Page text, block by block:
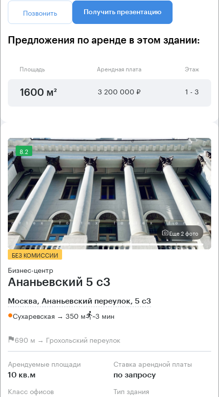
Позвонить Получить презентацию
Предложения по аренде в этом здании:
Площадь Арендная плата Этаж
1600 м² 3 200 000 ₽ 1 - 3
8.2
Еще 2 фото
БЕЗ КОМИССИИ
Бизнес-центр
Ананьевский 5 с3
Москва, Ананьевский переулок, 5 с3
Сухаревская → 350 м ~3 мин
690 м → Грохольский переулок
Арендуемые площади
10 кв.м
Ставка арендной платы
по запросу
Класс офисов Тип здания